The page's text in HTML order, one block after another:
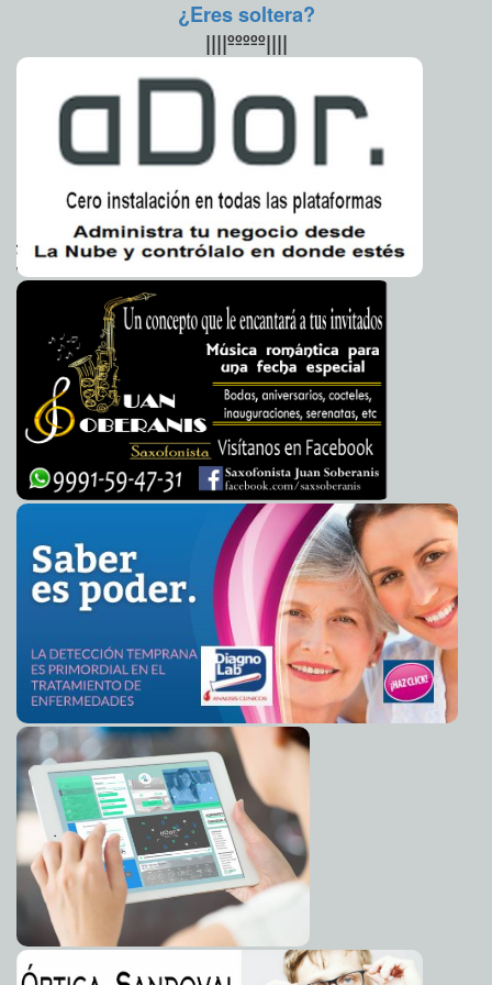
polémica y las críticas por el cierre de la Línea 12
Anomalías en tramo elevado de la Línea 12
Cayó el primero por fallas en Línea 12: Destituyó Miguel
Mancera a Enrique Horcasitas Javier W. López Madera
Combatir delincuencia, prioridad de EE.UU. y México,
2014-03-20 09:56:01 Legisladores alistan debate de nueva ley de
contados Javier W. López Madera
2014-03-20 09:49:04 100 mil negocios buscan darse de baja del Fisco,
advierte la CANACOPE Javier W. López Madera
2014-03-20 09:46:35 Profunda desaceleración económica: Consumo
privado cerró 2013 con el incremento más bajo en 4 años Javier W. López
Madera
2014-03-20 09:43:30 19.7% del PIB: Equivale el trabajo doméstico del 2012,
revela el INEGI Javier W. López Madera
2014-03-20 09:40:19 Alcanzó los 3.06 billones de pesos: El trabajo
doméstico en nuestro país en el 2012 Javier W. López Madera
2014-03-20 07:00:34 Extraño mal deja más de 23 muertos en Guinea: Nadie
sabe qué es Carmen Alicia Briceño Sánchez
Desaparece "El Pitufo": Testigo protegido desde el
sexenio pasado Carmen Alicia Briceño Sánchez
2014-03-20 06:55:07 Hijos de "El Chapo" ya tomaron el control
Briceño Sánchez
2014-03-20 06:51:03 Hipólito Mora teme por la vida de su familia
Claudia Sofía
Gómez Infante
2014-03-20 06:47:40 Piden que la Tauromaquia sea declarada Patrimonio de
la Humanidad Carmen Alicia Briceño Sánchez
Encuentran más de 100 indocumentados en una casa
Carmen Alicia Briceño Sánchez
2014-03-20 06:42:05 Hipólito Mora recibe auto de formal prisión Claudia Sofía
Gómez Infante
2014-03-20 06:38:57 El 70% de la población recuerda a Colosio a 20 años de
su muerte Claudia Sofía Gómez Infante
2014-03-20 06:35:33 Se esperan lluvias para todo el país
Infante
2014-03-20 06:33:50 Lo más preguntado en Google: ¿Cómo esconder un
cadáver? Carmen Alicia Briceño Sánchez
2014-03-20 06:31:30 DT del Celaya apoya huelga de sus jugadores: Lo
despiden Jorge Armando León Borges
2014-03-20 06:29:09 El Iphone 5C: más económico para tu bolsillo
Ignacio Ramos Pérez
2014-03-20 06:25:07 La mamá de Paulette pidió indemnización por daño
moral: La Corte se lo niega Carmen Alicia Briceño Sánchez
2014-03-20 06:22:09 Panista se toma una 'selfie' con AMLO Eduardo Ignacio
¿Eres soltera?
||||ººººº||||